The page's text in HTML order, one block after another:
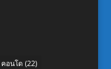
คอนโด (22)